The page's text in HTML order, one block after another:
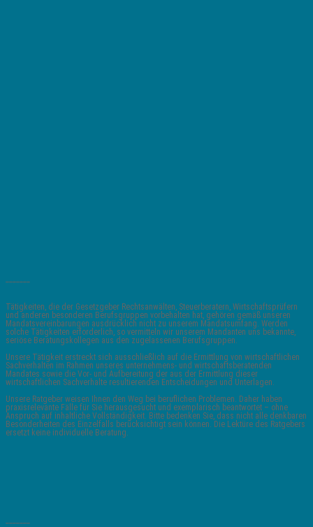
Tätigkeiten, die der Gesetzgeber Rechtsanwälten, Steuerberatern, Wirtschaftsprüfern
und anderen besonderen Berufsgruppen vorbehalten hat, gehören gemäß unseren
Mandatsvereinbarungen ausdrücklich nicht zu unserem Mandatsumfang. Werden
solche Tätigkeiten erforderlich, so vermitteln wir unserem Mandanten uns bekannte,
seriöse Beratungskollegen aus den zugelassenen Berufsgruppen.
Unsere Tätigkeit erstreckt sich ausschließlich auf die Ermittlung von wirtschaftlichen
Sachverhalten im Rahmen unseres unternehmens- und wirtschaftsberatenden
Mandates sowie die Vor- und Aufbereitung der aus der Ermittlung dieser
wirtschaftlichen Sachverhalte resultierenden Entscheidungen und Unterlagen.
Unsere Ratgeber weisen Ihnen den Weg bei beruflichen Problemen. Daher haben
praxisrelevante Fälle für Sie herausgesucht und exemplarisch beantwortet – ohne
Anspruch auf inhaltliche Vollständigkeit. Bitte bedenken Sie, dass nicht alle denkbaren
Besonderheiten des Einzelfalls berücksichtigt sein können. Die Lektüre des Ratgebers
ersetzt keine individuelle Beratung.